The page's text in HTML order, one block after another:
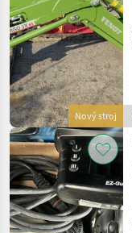
Nový stroj